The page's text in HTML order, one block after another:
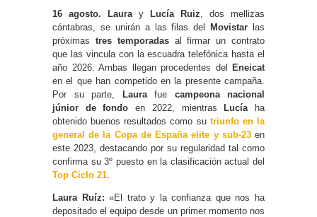
16 agosto. Laura y Lucía Ruiz , dos mellizas
cántabras, se unirán a las filas del
Movistar las
próximas tres temporadasal firmar un contrato
que las vincula con la escuadra telefónica hasta el
año 2026. Ambas llegan procedentes del
Eneicat
en el que han competido en la presente campaña.
Por su parte,
Laurafue campeona nacional
júnior de fondo en 2022, mientras Lucía ha
obtenido buenos resultados como su triunfo en la
general de la Copa de España elite y sub-23 en
este 2023, destacando por su regularidad tal como
confirma su 3º puesto en la clasificación actual del
Top Ciclo 21.
Laura Ruíz: «El trato y la confianza que nos ha
depositado el equipo desde un primer momento nos